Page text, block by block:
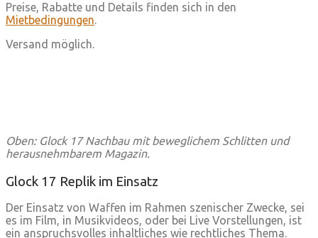
Preise, Rabatte und Details finden sich in den
Mietbedingungen.
Versand möglich.
Oben: Glock 17 Nachbau mit beweglichem Schlitten und
herausnehmbarem Magazin.
Glock 17 Replik im Einsatz
Der Einsatz von Waffen im Rahmen szenischer Zwecke, sei
es im Film, in Musikvideos, oder bei Live Vorstellungen, ist
ein anspruchsvolles inhaltliches wie rechtliches Thema.